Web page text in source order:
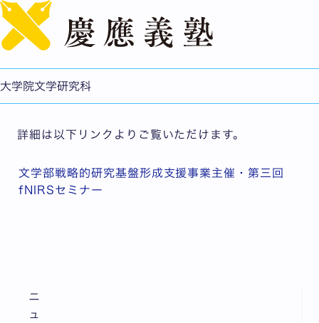
大学院文学研究科
文学部戦略的研究基盤形成支援事業主催・第三回fNIRSセ
文学研究科
詳細は以下リンクよりご覧いただけます。
文学部戦略的研究基盤形成支援事業主催・第三回
fNIRSセミナー
ニ
ュ